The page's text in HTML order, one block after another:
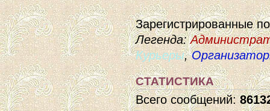
Зарегистрированные
Легенда:
Курьеры,
СТАТИСТИКА
Всего сообщений: